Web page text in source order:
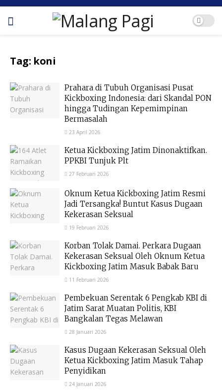
Tag: koni
Prahara di Tubuh Organisasi Pusat
Kickboxing Indonesia: dari Skandal PON
hingga Tudingan Kepemimpinan
Bermasalah
23 April 2026
Ketua Kickboxing Jatim Dinonaktifkan.
PPKBI Tunjuk Plt
27 Februari 2026
Oknum Ketua Kickboxing Jatim Resmi
Jadi Tersangka! Buntut Kasus Dugaan
Kekerasan Seksual
19 Februari 2026
Korban Tolak Damai. Perkara Dugaan
Kekerasan Seksual Oleh Oknum Ketua
Kickboxing Jatim Masuk Babak Baru
11 Februari 2026
Pembekuan Serentak 6 Pengkab KBI di
Jatim Sarat Muatan Politis, KBI
Bangkalan Tegas Melawan
28 Januari 2026
Kasus Dugaan Kekerasan Seksual Oleh
Ketua Kickboxing Jatim Masuk Tahap
Penyidikan
24 Januari 2026